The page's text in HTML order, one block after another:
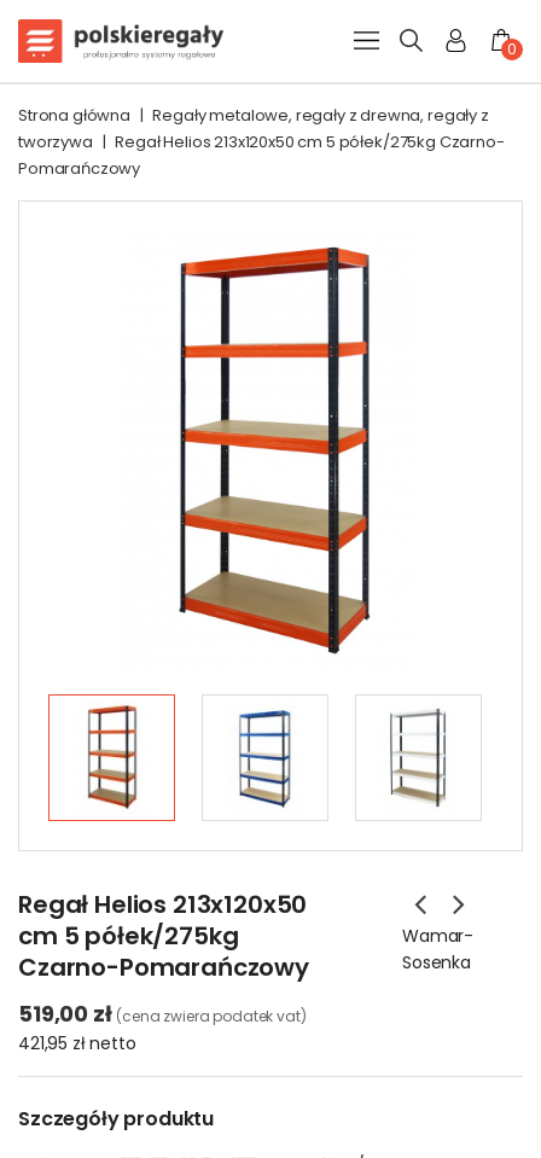
0
Strona główna | Regały metalowe, regały z drewna, regały z
tworzywa | Regał Helios 213x120x50 cm 5 półek/275kg Czarno-
Pomarańczowy
Regał Helios 213x120x50
cm 5 półek/275kg
Czarno-Pomarańczowy
Wamar-
Sosenka
519,00 zł (cena zwiera podatek vat)
421,95 złnetto
Szczegóły produktu